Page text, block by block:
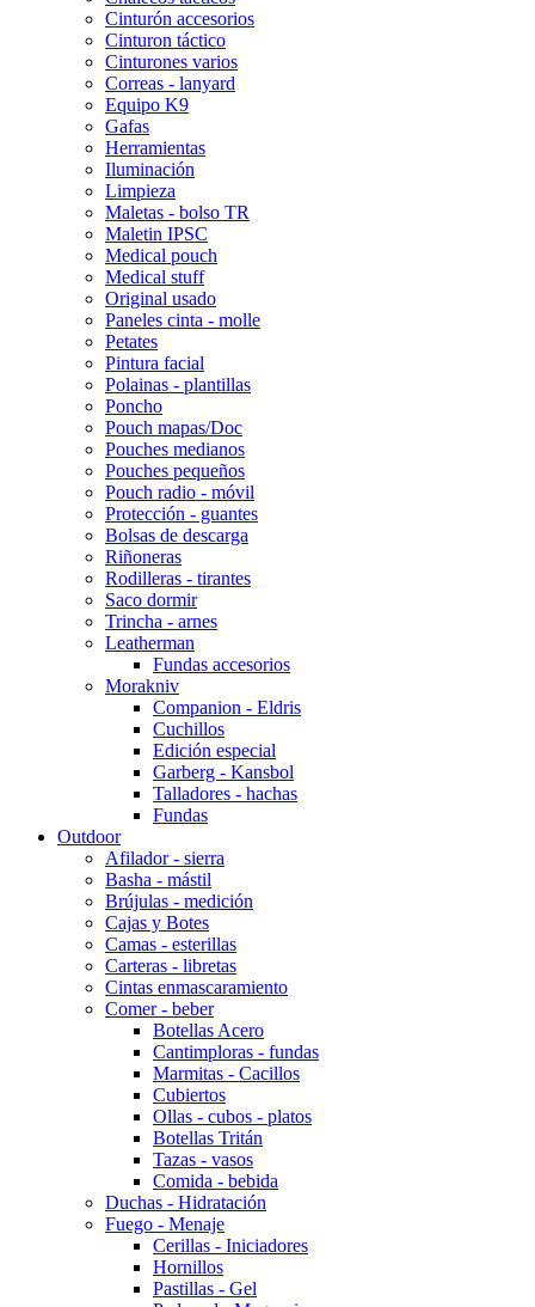
Cinturón accesorios
Cinturon táctico
Cinturones varios
Correas - lanyard
Equipo K9
Gafas
Herramientas
Iluminación
Limpieza
Maletas - bolso TR
Maletin IPSC
Medical pouch
Medical stuff
Original usado
Paneles cinta - molle
Petates
Pintura facial
Polainas - plantillas
Poncho
Pouch mapas/Doc
Pouches medianos
Pouches pequeños
Pouch radio - móvil
Protección - guantes
Bolsas de descarga
Riñoneras
Rodilleras - tirantes
Saco dormir
Trincha - arnes
Leatherman
Fundas accesorios
Morakniv
Companion - Eldris
Cuchillos
Edición especial
Garberg - Kansbol
Talladores - hachas
Fundas
Outdoor
Afilador - sierra
Basha - mástil
Brújulas - medición
Cajas y Botes
Camas - esterillas
Carteras - libretas
Cintas enmascaramiento
Comer - beber
Botellas Acero
Cantimploras - fundas
Marmitas - Cacillos
Cubiertos
Ollas - cubos - platos
Botellas Tritán
Tazas - vasos
Comida - bebida
Duchas - Hidratación
Fuego - Menaje
Cerillas - Iniciadores
Hornillos
Pastillas - Gel